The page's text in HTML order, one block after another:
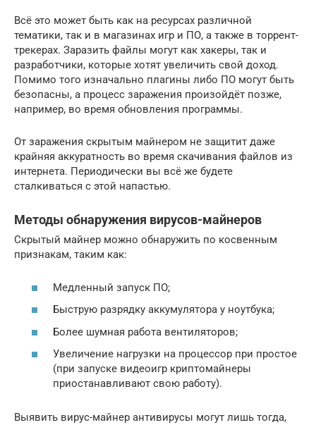
Всё это может быть как на ресурсах различной
тематики, так и в магазинах игр и ПО, а также в торрент-
трекерах. Заразить файлы могут как хакеры, так и
разработчики, которые хотят увеличить свой доход.
Помимо того изначально плагины либо ПО могут быть
безопасны, а процесс заражения произойдёт позже,
например, во время обновления программы.
От заражения скрытым майнером не защитит даже
крайняя аккуратность во время скачивания файлов из
интернета. Периодически вы всё же будете
сталкиваться с этой напастью.
Методы обнаружения вирусов-майнеров
Скрытый майнер можно обнаружить по косвенным
признакам, таким как:
Медленный запуск ПО;
Быструю разрядку аккумулятора у ноутбука;
Более шумная работа вентиляторов;
Увеличение нагрузки на процессор при простое
(при запуске видеоигр криптомайнеры
приостанавливают свою работу).
Выявить вирус-майнер антивирусы могут лишь тогда,